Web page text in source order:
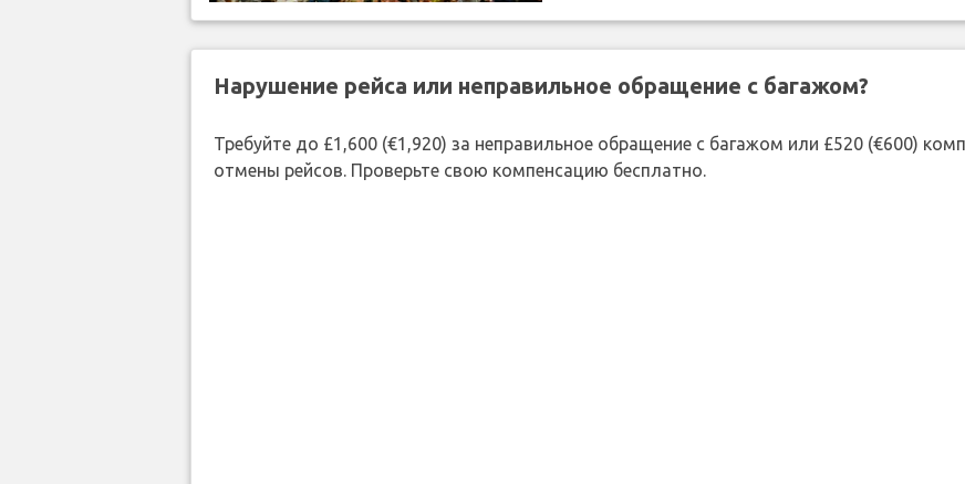
Нарушение рейса или неправильное обращение с багажом?
Требуйте до £1,600 (€1,920) за неправильное обращение с багажом или £520 (€600)
отмены рейсов. Проверьте свою компенсацию бесплатно.